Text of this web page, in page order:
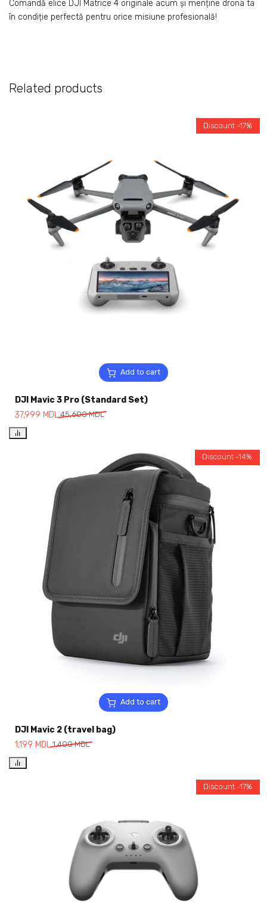
Comandă elice DJI Matrice 4 originale acum și menține drona ta
în condiție perfectă pentru orice misiune profesională!
Related products
Add to cart
Discount -17%
DJI Mavic 3 Pro (Standard Set)
45,600MDL
37,999 MDL
Add to cart
Discount -14%
DJI Mavic 2 (travel bag)
1,400MDL
1,199 MDL
Discount -17%